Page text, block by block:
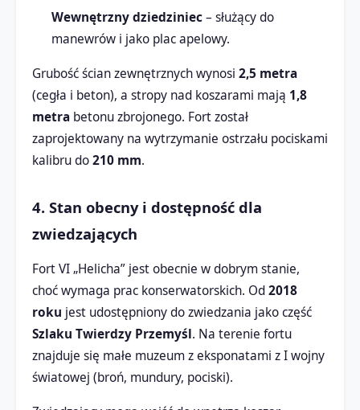
Wewnętrzny dziedziniec– służący do
manewrów i jako plac apelowy.
Grubość ścian zewnętrznych wynosi 2,5 metra
(cegła i beton), a stropy nad koszarami mają 1,8
metra betonu zbrojonego. Fort został
zaprojektowany na wytrzymanie ostrzału pociskami
kalibru do210 mm.
4. Stan obecny i dostępność dla
zwiedzających
Fort VI „Helicha” jest obecnie w dobrym stanie,
choć wymaga prac konserwatorskich. Od2018
roku jest udostępniony do zwiedzania jako część
Szlaku Twierdzy Przemyśl. Na terenie fortu
znajduje się małe muzeum z eksponatami z I wojny
światowej (broń, mundury, pociski).